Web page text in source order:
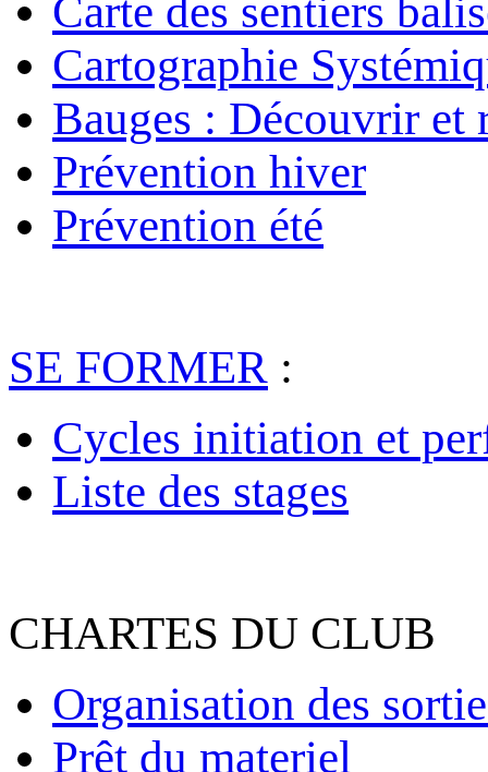
Carte des sentiers
Cartographie
Bauges : Découvrir et
Prévention hiver
Prévention été
SE FORMER :
Cycles initiation et
Liste des stages
CHARTES DU CLUB
Organisation des
Prêt du materiel